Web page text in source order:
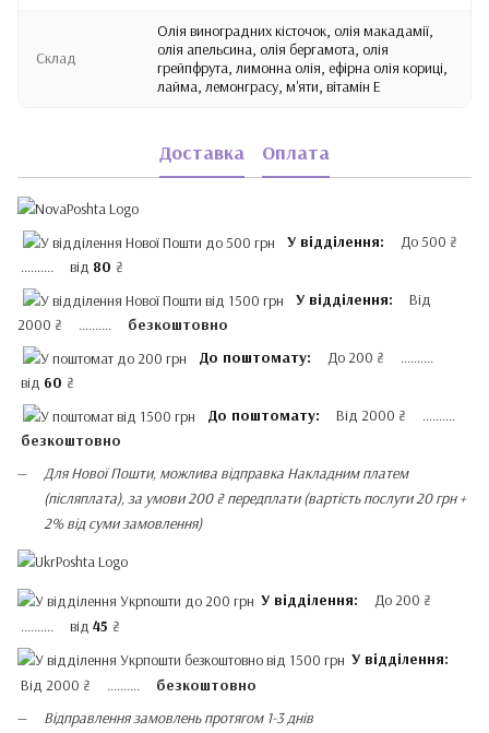
Склад
Олія виноградних кісточок, олія макадамії,
олія апельсина, олія бергамота, олія
грейпфрута, лимонна олія, ефірна олія кориці,
лайма, лемонграсу, м'яти, вітамін Е
Доставка Оплата
У відділення: До 500 ₴
.......... від 80 ₴
У відділення: Від
2000 ₴ .......... безкоштовно
До поштомату: До 200 ₴ ..........
від 60 ₴
До поштомату: Від 2000 ₴ ..........
безкоштовно
Для Нової Пошти, можлива відправка Накладним платем
(післяплата), за умови 200 ₴ передплати (вартість послуги 20 грн +
2% від суми замовлення)
У відділення: До 200 ₴
.......... від 45 ₴
У відділення:
Від 2000 ₴ .......... безкоштовно
Відправлення замовлень протягом 1-3 днів